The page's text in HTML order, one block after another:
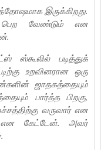
இருக்கிறது.
பெற வேண்டும் என
ஸ்கூலில் படித்துக்
உறவினரான ஒரு
ஜாதகத்தையும்
பார்த்த பிறகு,
வருவார் என
என கேட்டேன். அவர்